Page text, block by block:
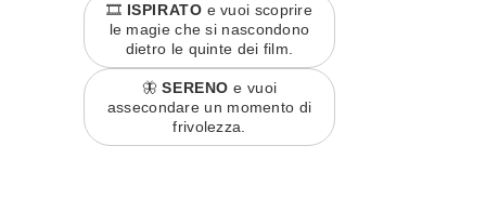
🎞️ ISPIRATO e vuoi scoprire
le magie che si nascondono
dietro le quinte dei film.
🦋SERENO e vuoi
assecondare un momento di
frivolezza.